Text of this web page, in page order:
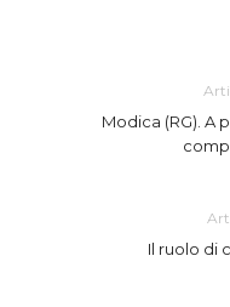
Modica (RG). A
Il ruolo di